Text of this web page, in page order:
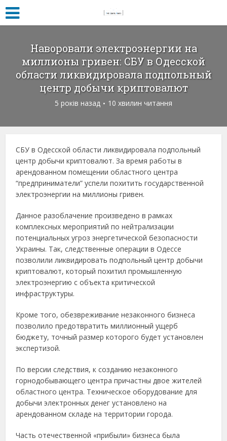
Наворовали электроэнергии на
миллионы гривен: СБУ в Одесской
области ликвидировала подпольный
центр добычи криптовалют
5 років назад 10 хвилин читання
СБУ в Одесской области ликвидировала подпольный
центр добычи криптовалют. За время работы в
арендованном помещении областного центра
“предприниматели” успели похитить государственной
электроэнергии на миллионы гривен.
Данное разоблачение произведено в рамках
комплексных мероприятий по нейтрализации
потенциальных угроз энергетической безопасности
Украины. Так, следственные операции в Одессе
позволили ликвидировать подпольный центр добычи
криптовалют, который похитил промышленную
электроэнергию с объекта критической
инфраструктуры.
Кроме того, обезвреживание незаконного бизнеса
позволило предотвратить миллионный ущерб
бюджету, точный размер которого будет установлен
экспертизой.
По версии следствия, к созданию незаконного
горнодобывающего центра причастны двое жителей
областного центра. Техническое оборудование для
добычи электронных денег установлено на
арендованном складе на территории города.
Часть отечественной «прибыли» бизнеса была